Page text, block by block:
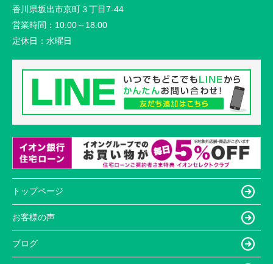
香川県坂出市京町３丁目7-44
営業時間： 10:00～18:00
定休日： 水曜日
トップページ
お客様の声
ブログ